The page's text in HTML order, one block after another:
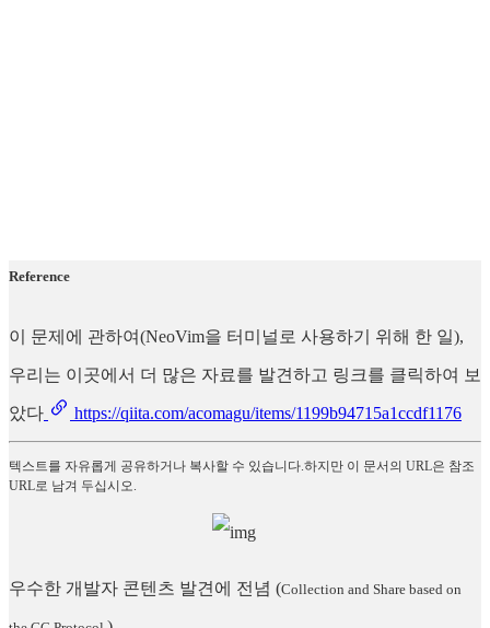
Reference
이 문제에 관하여(NeoVim을 터미널로 사용하기 위해 한 일),
우리는 이곳에서 더 많은 자료를 발견하고 링크를 클릭하여 보
았다 https://qiita.com/acomagu/items/1199b94715a1ccdf1176
텍스트를 자유롭게 공유하거나 복사할 수 있습니다.하지만 이 문서의 URL은 참조
URL로 남겨 두십시오.
우수한 개발자 콘텐츠 발견에 전념 (Collection and Share based on